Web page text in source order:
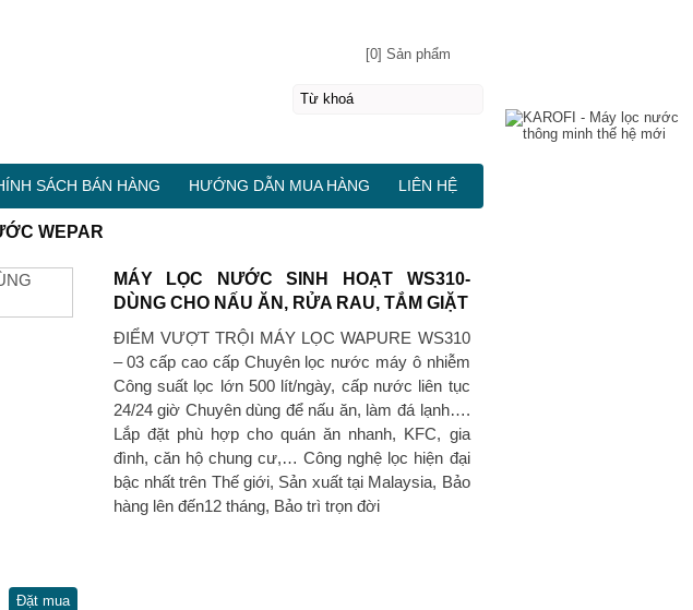
MÁY LỌC NƯỚC SINH HOẠT WS310-
DÙNG CHO NẤU ĂN, RỬA RAU, TẮM GIẶT
ĐIỂM VƯỢT TRỘI MÁY LỌC WAPURE WS310
– 03 cấp cao cấp Chuyên lọc nước máy ô nhiễm
Công suất lọc lớn 500 lít/ngày, cấp nước liên tục
24/24 giờ Chuyên dùng để nấu ăn, làm đá lạnh….
Lắp đặt phù hợp cho quán ăn nhanh, KFC, gia
đình, căn hộ chung cư,… Công nghệ lọc hiện đại
bậc nhất trên Thế giới, Sản xuất tại Malaysia, Bảo
hàng lên đến12 tháng, Bảo trì trọn đời
Đặt mua
WEPAR
[0] Sản phẩm
SÁCH BÁN HÀNG HƯỚNG DẪN MUA HÀNG LIÊN HỆ